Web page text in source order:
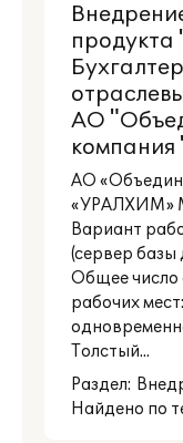
продукта
АО
АО
«УРАЛХИМ»
Вариант
(сервер
Общее число
рабочих
Толстый...
Раздел:
Найдено по